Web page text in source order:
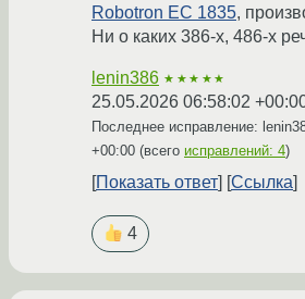
Robotron EC 1835,
Ни о каких 386-х, 486-х
lenin386 ★★★★★
25.05.2026 06:58:02
Последнее исправление:
+00:00 (всего исправлений: 4)
Показать ответ Ссылка
4